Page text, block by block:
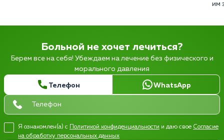
им
Больной не хочет лечиться?
Берем все на себя! Убеждаем на лечение без физического и
морального давления
Телефон WhatsApp
Я ознакомлен(а) с Политикой конфиденциальности и даю свое Согласие
на обработку персональных данных